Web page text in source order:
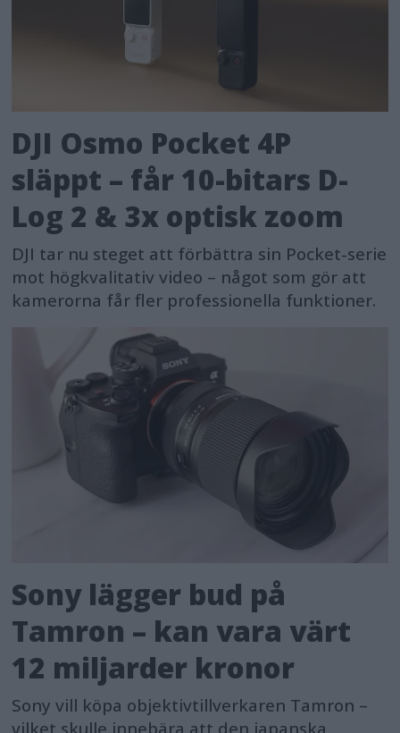
DJI Osmo Pocket 4P
släppt – får 10-bitars D-
Log 2 & 3x optisk zoom
DJI tar nu steget att förbättra sin Pocket-serie
mot högkvalitativ video – något som gör att
kamerorna får fler professionella funktioner.
Sony lägger bud på
Tamron – kan vara värt
12 miljarder kronor
Sony vill köpa objektivtillverkaren Tamron –
vilket skulle innebära att den japanska